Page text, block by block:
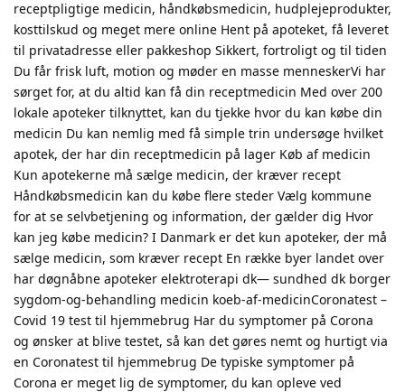
receptpligtige medicin, håndkøbsmedicin, hudplejeprodukter,
kosttilskud og meget mere online Hent på apoteket, få leveret
til privatadresse eller pakkeshop Sikkert, fortroligt og til tiden
Du får frisk luft, motion og møder en masse menneskerVi har
sørget for, at du altid kan få din receptmedicin Med over 200
lokale apoteker tilknyttet, kan du tjekke hvor du kan købe din
medicin Du kan nemlig med få simple trin undersøge hvilket
apotek, der har din receptmedicin på lager Køb af medicin
Kun apotekerne må sælge medicin, der kræver recept
Håndkøbsmedicin kan du købe flere steder Vælg kommune
for at se selvbetjening og information, der gælder dig Hvor
kan jeg købe medicin? I Danmark er det kun apoteker, der må
sælge medicin, som kræver recept En række byer landet over
har døgnåbne apoteker elektroterapi dk— sundhed dk borger
sygdom-og-behandling medicin koeb-af-medicinCoronatest –
Covid 19 test til hjemmebrug Har du symptomer på Corona
og ønsker at blive testet, så kan det gøres nemt og hurtigt via
en Coronatest til hjemmebrug De typiske symptomer på
Corona er meget lig de symptomer, du kan opleve ved